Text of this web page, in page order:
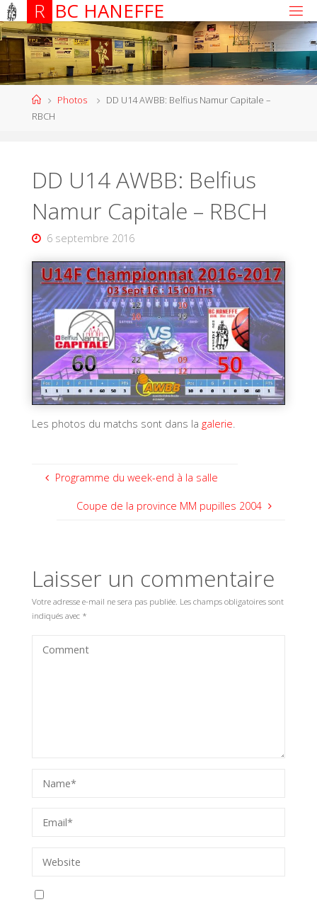
R BC HANEFFE
Photos
DD U14 AWBB: Belfius Namur Capitale –
RBCH
DD U14 AWBB: Belfius
Namur Capitale – RBCH
6 septembre 2016
Les photos du matchs sont dans la galerie.
Programme du week-end à la salle
Coupe de la province MM pupilles 2004
Laisser un commentaire
Votre adresse e-mail ne sera pas publiée. Les champs obligatoires sont
indiqués avec *